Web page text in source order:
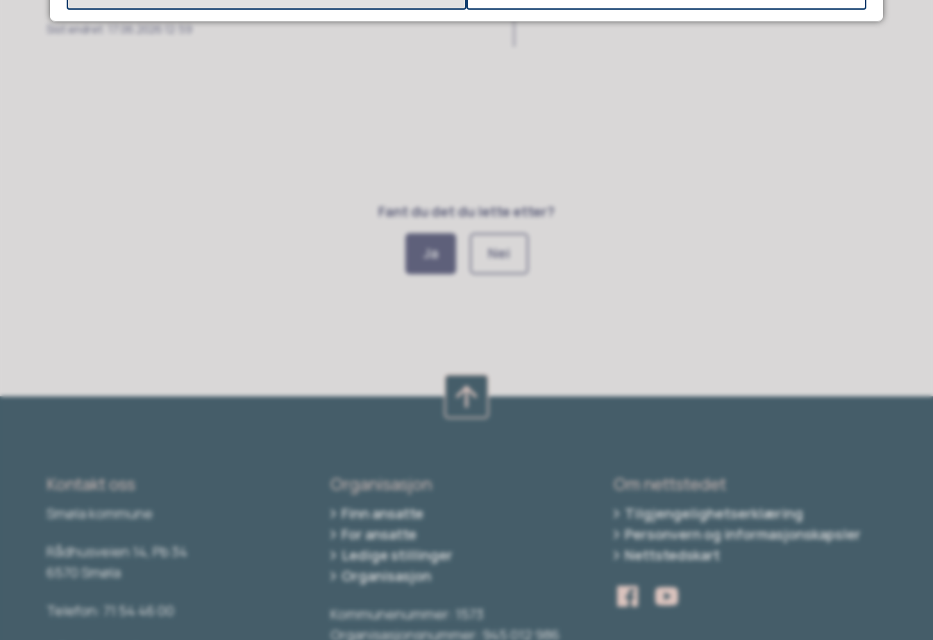
17.06.2026 12:59
Fant du det du lette etter?
Ja Nei
Kontakt oss
Smøla kommune
Rådhusveien 14, Pb 34
6570 Smøla
Telefon: 71 54 46 00
Organisasjon
Finn ansatte
For ansatte
Ledige stillinger
Organisasjon
Kommunenummer: 1573
Organisasjonsnummer: 945 012 986
Om nettstedet
Tilgjengelighetserklæring
Personvern og informasjonskapsler
Nettstedskart